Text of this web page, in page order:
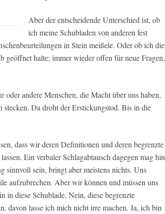
Aber der entscheidende Unterschied ist, ob
ich meine Schubladen von anderen fest
in Stein meißele. Oder ob ich die
geöffnet halte; immer wieder offen für neue Fragen,
oder andere Menschen, die Macht über uns haben,
stecken. Da droht der Erstickungstod. Bis in die
dass wir deren Definitionen und deren begrenzte
Ein verbaler Schlagabtausch dagegen mag hin
sinnvoll sein, bringt aber meistens nichts. Uns
aufzubrechen. Aber wir können und müssen uns
in diese Schublade. Nein, diese begrenzte
davon lasse ich mich nicht irre machen. Ja, ich bin